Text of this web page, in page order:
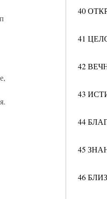
40
41
42
43
44
45
46